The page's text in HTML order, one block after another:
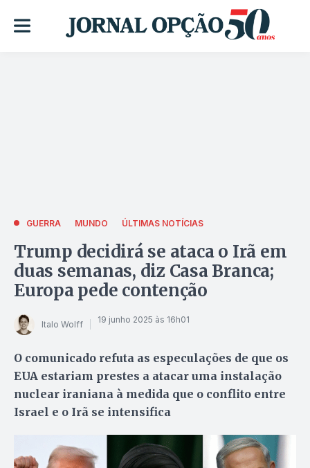
GUERRA MUNDO ÚLTIMAS NOTÍCIAS
Trump decidirá se ataca o Irã em
duas semanas, diz Casa Branca;
Europa pede contenção
Italo Wolff 19 junho 2025 às 16h01
O comunicado refuta as especulações de que os
EUA estariam prestes a atacar uma instalação
nuclear iraniana à medida que o conflito entre
Israel e o Irã se intensifica